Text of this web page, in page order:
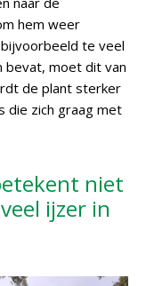
hem weer
te veel
bevat, moet dit van
de plant sterker
die zich graag met
niet
ijzer in